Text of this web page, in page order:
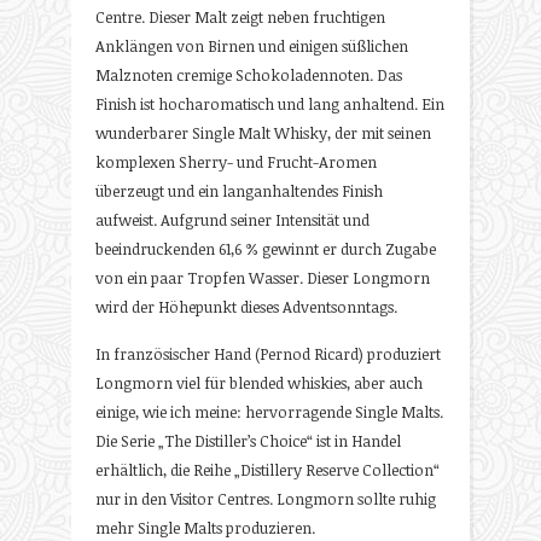
Centre. Dieser Malt zeigt neben fruchtigen
Anklängen von Birnen und einigen süßlichen
Malznoten cremige Schokoladennoten. Das
Finish ist hocharomatisch und lang anhaltend. Ein
wunderbarer Single Malt Whisky, der mit seinen
komplexen Sherry- und Frucht-Aromen
überzeugt und ein langanhaltendes Finish
aufweist. Aufgrund seiner Intensität und
beeindruckenden 61,6 % gewinnt er durch Zugabe
von ein paar Tropfen Wasser. Dieser Longmorn
wird der Höhepunkt dieses Adventsonntags.
In französischer Hand (Pernod Ricard) produziert
Longmorn viel für blended whiskies, aber auch
einige, wie ich meine: hervorragende Single Malts.
Die Serie „The Distiller’s Choice“ ist in Handel
erhältlich, die Reihe „Distillery Reserve Collection“
nur in den Visitor Centres. Longmorn sollte ruhig
mehr Single Malts produzieren.